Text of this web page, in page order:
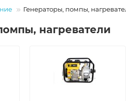
Генераторы, помпы, нагреватели
нагреватели